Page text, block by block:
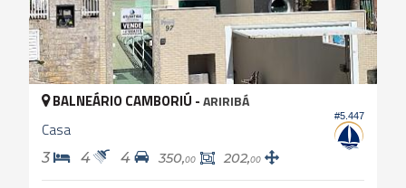
#5.447
BALNEÁRIO CAMBORIÚ -ARIRIBÁ
Casa
3 4 4 350,00 202,00